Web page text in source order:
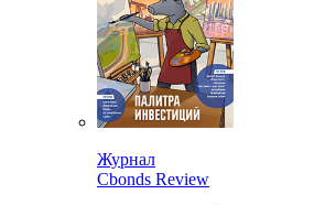
Журнал
Cbonds Review